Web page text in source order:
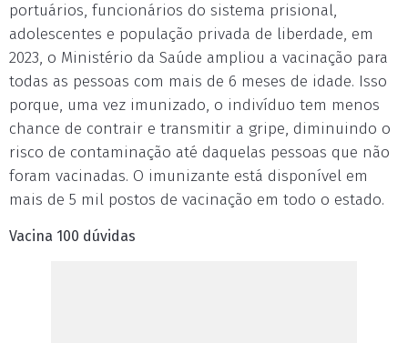
portuários, funcionários do sistema prisional,
adolescentes e população privada de liberdade, em
2023, o Ministério da Saúde ampliou a vacinação para
todas as pessoas com mais de 6 meses de idade. Isso
porque, uma vez imunizado, o indivíduo tem menos
chance de contrair e transmitir a gripe, diminuindo o
risco de contaminação até daquelas pessoas que não
foram vacinadas. O imunizante está disponível em
mais de 5 mil postos de vacinação em todo o estado.
Vacina 100 dúvidas